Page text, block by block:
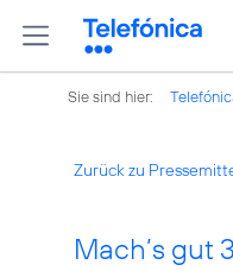
Sie sind hier:
Zurück zu
Mach’s gut